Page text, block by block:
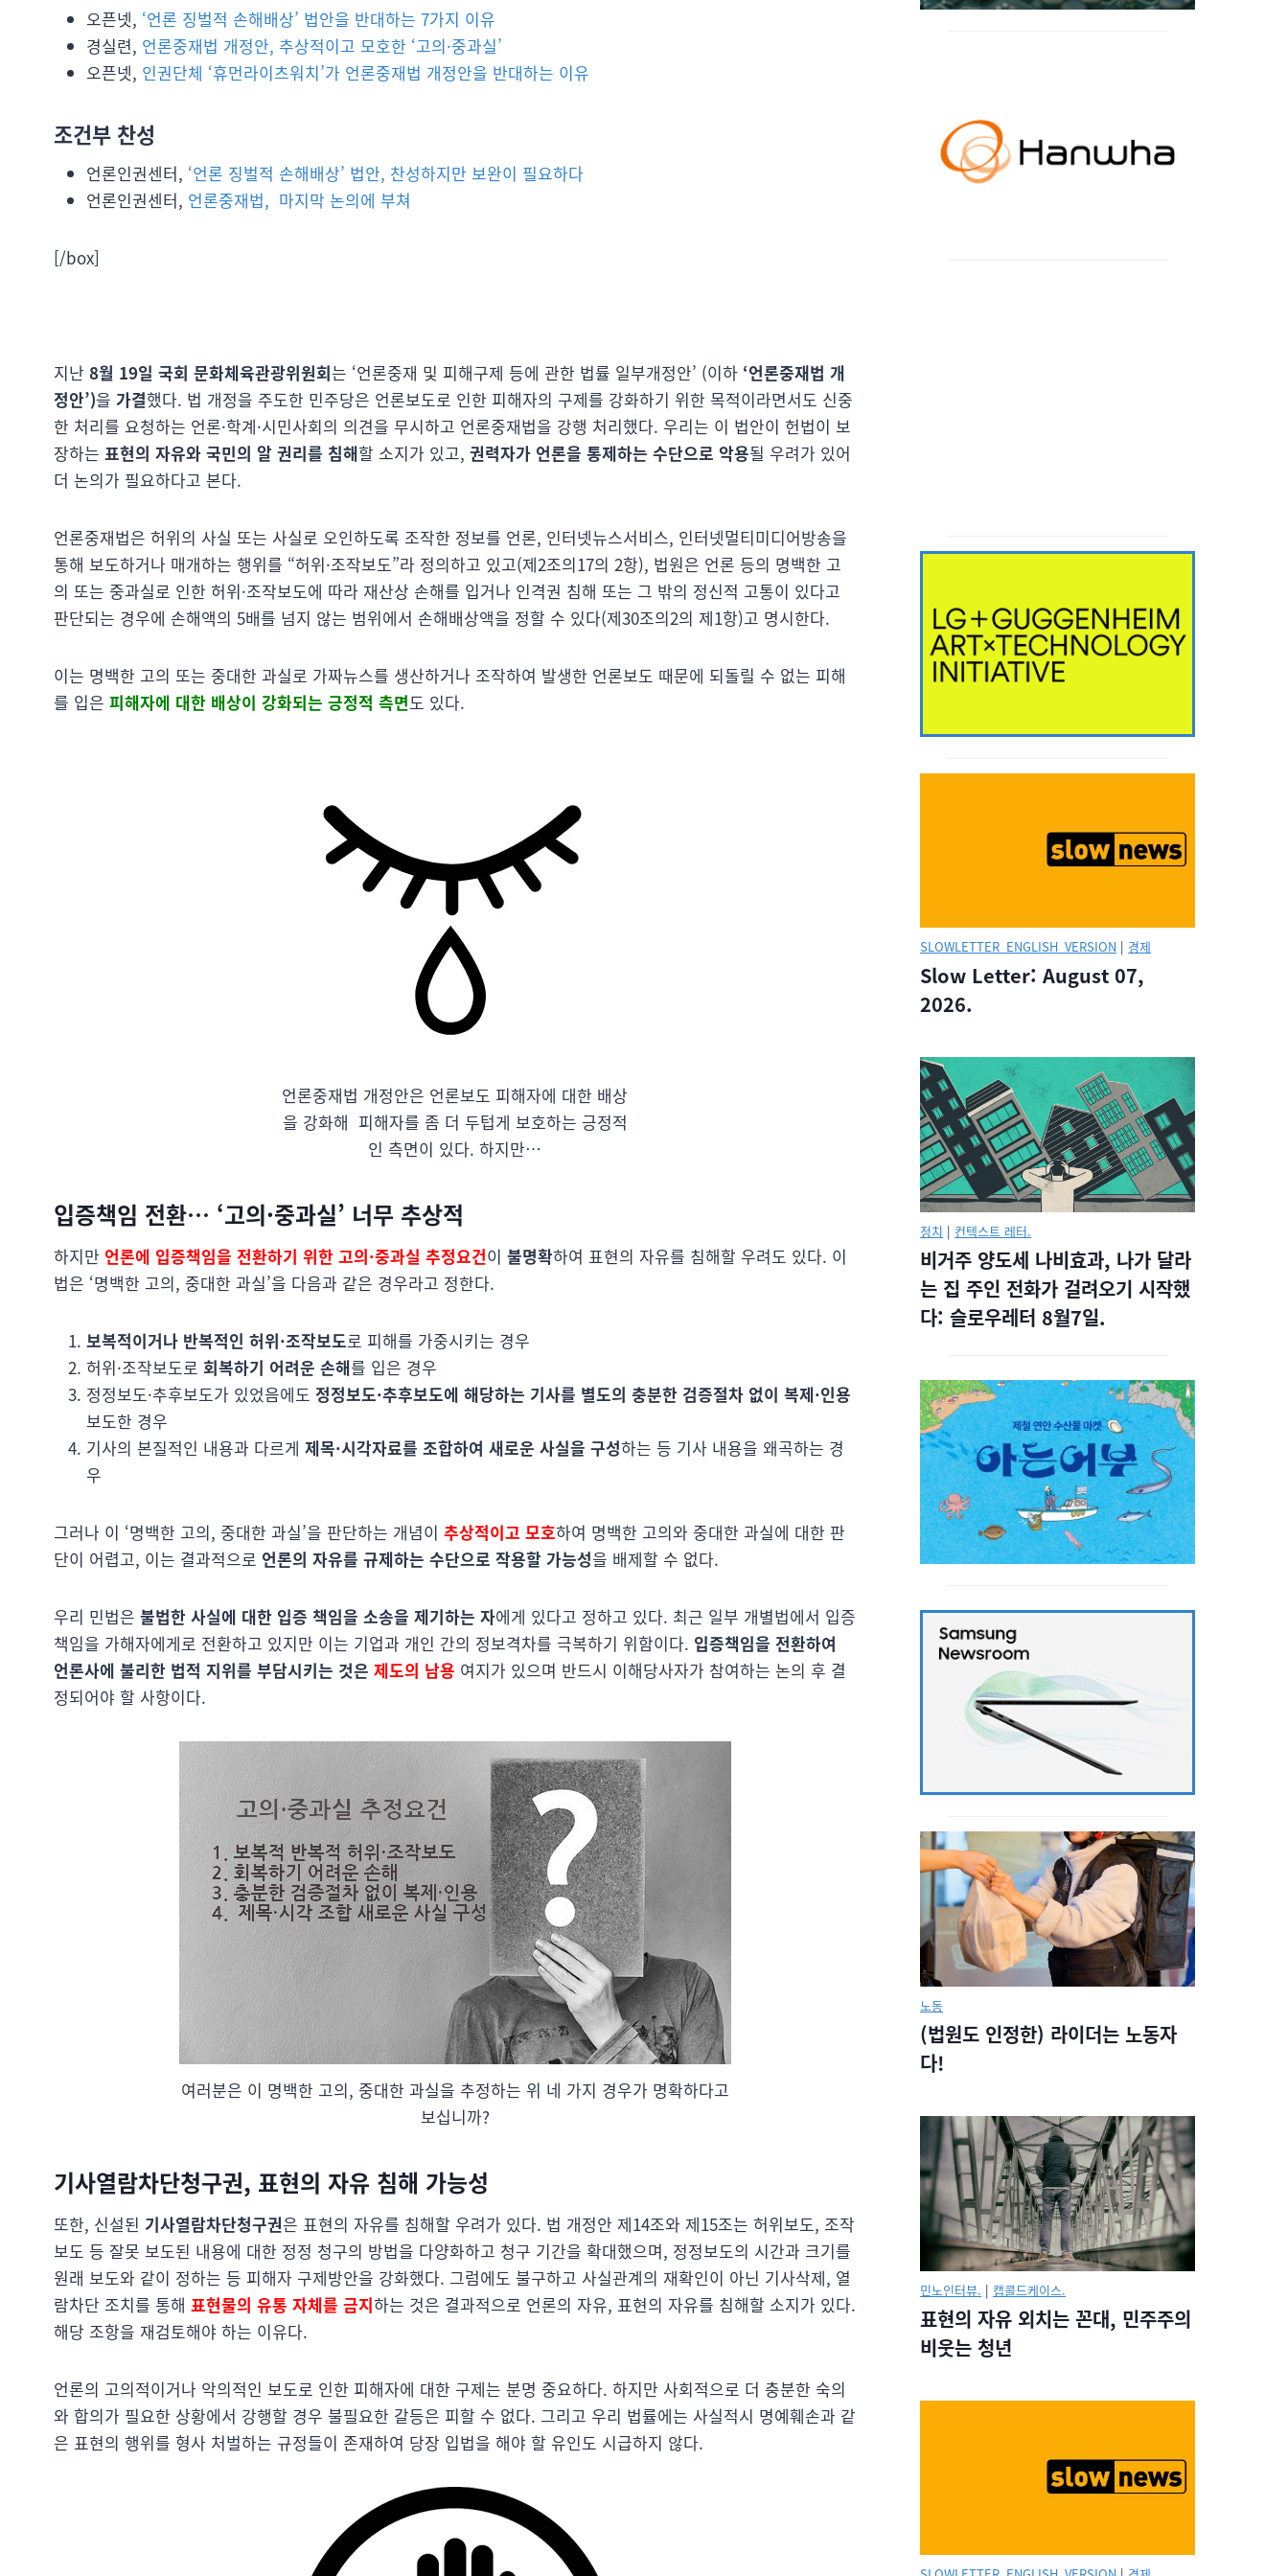
오픈넷, ‘언론 징벌적 손해배상’ 법안을 반대하는 7가지 이유
경실련, 언론중재법 개정안, 추상적이고 모호한 ‘고의·중과실’
오픈넷, 인권단체 ‘휴먼라이츠워치’가 언론중재법 개정안을 반대하는 이유
조건부 찬성
언론인권센터, ‘언론 징벌적 손해배상’ 법안, 찬성하지만 보완이 필요하다
언론인권센터, 언론중재법, 마지막 논의에 부쳐
[/box]
지난 8월 19일 국회 문화체육관광위원회는 ‘언론중재 및 피해구제 등에 관한 법률 일부개정안’ (이하 ‘언론중재법 개
정안’)을 가결했다. 법 개정을 주도한 민주당은 언론보도로 인한 피해자의 구제를 강화하기 위한 목적이라면서도 신중
한 처리를 요청하는 언론·학계·시민사회의 의견을 무시하고 언론중재법을 강행 처리했다. 우리는 이 법안이 헌법이 보
장하는 표현의 자유와 국민의 알 권리를 침해할 소지가 있고, 권력자가 언론을 통제하는 수단으로 악용될 우려가 있어
더 논의가 필요하다고 본다.
언론중재법은 허위의 사실 또는 사실로 오인하도록 조작한 정보를 언론, 인터넷뉴스서비스, 인터넷멀티미디어방송을
통해 보도하거나 매개하는 행위를 “허위·조작보도”라 정의하고 있고(제2조의17의 2항), 법원은 언론 등의 명백한 고
의 또는 중과실로 인한 허위·조작보도에 따라 재산상 손해를 입거나 인격권 침해 또는 그 밖의 정신적 고통이 있다고
판단되는 경우에 손해액의 5배를 넘지 않는 범위에서 손해배상액을 정할 수 있다(제30조의2의 제1항)고 명시한다.
이는 명백한 고의 또는 중대한 과실로 가짜뉴스를 생산하거나 조작하여 발생한 언론보도 때문에 되돌릴 수 없는 피해
를 입은 피해자에 대한 배상이 강화되는 긍정적 측면도 있다.
언론중재법 개정안은 언론보도 피해자에 대한 배상
을 강화해 피해자를 좀 더 두텁게 보호하는 긍정적
인 측면이 있다. 하지만…
입증책임 전환… ‘고의·중과실’ 너무 추상적
하지만 언론에 입증책임을 전환하기 위한 고의·중과실 추정요건이 불명확하여 표현의 자유를 침해할 우려도 있다. 이
법은 ‘명백한 고의, 중대한 과실’을 다음과 같은 경우라고 정한다.
보복적이거나 반복적인 허위·조작보도로 피해를 가중시키는 경우
허위·조작보도로 회복하기 어려운 손해를 입은 경우
정정보도·추후보도가 있었음에도 정정보도·추후보도에 해당하는 기사를 별도의 충분한 검증절차 없이 복제·인용
보도한 경우
기사의 본질적인 내용과 다르게 제목·시각자료를 조합하여 새로운 사실을 구성하는 등 기사 내용을 왜곡하는 경
우
그러나 이 ‘명백한 고의, 중대한 과실’을 판단하는 개념이 추상적이고 모호하여 명백한 고의와 중대한 과실에 대한 판
단이 어렵고, 이는 결과적으로 언론의 자유를 규제하는 수단으로 작용할 가능성을 배제할 수 없다.
우리 민법은 불법한 사실에 대한 입증 책임을 소송을 제기하는 자에게 있다고 정하고 있다. 최근 일부 개별법에서 입증
책임을 가해자에게로 전환하고 있지만 이는 기업과 개인 간의 정보격차를 극복하기 위함이다. 입증책임을 전환하여
언론사에 불리한 법적 지위를 부담시키는 것은 제도의 남용 여지가 있으며 반드시 이해당사자가 참여하는 논의 후 결
정되어야 할 사항이다.
여러분은 이 명백한 고의, 중대한 과실을 추정하는 위 네 가지 경우가 명확하다고
보십니까?
기사열람차단청구권, 표현의 자유 침해 가능성
또한, 신설된 기사열람차단청구권은 표현의 자유를 침해할 우려가 있다. 법 개정안 제14조와 제15조는 허위보도, 조작
보도 등 잘못 보도된 내용에 대한 정정 청구의 방법을 다양화하고 청구 기간을 확대했으며, 정정보도의 시간과 크기를
원래 보도와 같이 정하는 등 피해자 구제방안을 강화했다. 그럼에도 불구하고 사실관계의 재확인이 아닌 기사삭제, 열
람차단 조치를 통해 표현물의 유통 자체를 금지하는 것은 결과적으로 언론의 자유, 표현의 자유를 침해할 소지가 있다.
해당 조항을 재검토해야 하는 이유다.
언론의 고의적이거나 악의적인 보도로 인한 피해자에 대한 구제는 분명 중요하다. 하지만 사회적으로 더 충분한 숙의
와 합의가 필요한 상황에서 강행할 경우 불필요한 갈등은 피할 수 없다. 그리고 우리 법률에는 사실적시 명예훼손과 같
은 표현의 행위를 형사 처벌하는 규정들이 존재하여 당장 입법을 해야 할 유인도 시급하지 않다.
SLOWLETTER_ENGLISH_VERSION | 경제
Slow Letter: August 07,
2026.
정치 | 컨텍스트 레터.
비거주 양도세 나비효과, 나가 달라
는 집 주인 전화가 걸려오기 시작했
다: 슬로우레터 8월7일.
노동
(법원도 인정한) 라이더는 노동자
다!
민노인터뷰. | 캡콜드케이스.
표현의 자유 외치는 꼰대, 민주주의
비웃는 청년